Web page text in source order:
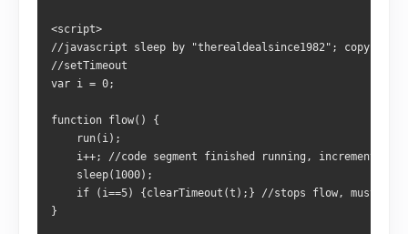
<script>
//javascript sleep by "therealdealsince1982";
//setTimeout
var i = 0;
function flow() {
    run(i);
i++; //code segment finished running, increment i;
    sleep(1000);
if (i==5) {clearTimeout(t);} //stops flow, must be
}